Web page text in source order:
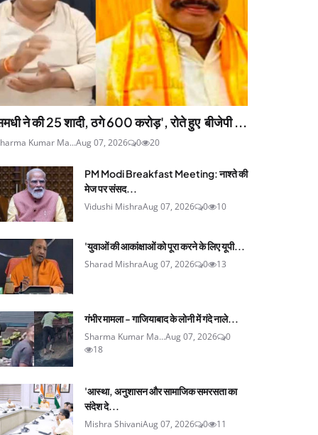
ने की 25 शादी, ठगे 600 करोड़', रोते हुए बीजेपी ...
Kumar Ma...Aug 07, 2026 0 20
PM Modi Breakfast Meeting: नाश्ते की
मेज पर संसद...
Vidushi MishraAug 07, 2026 0 10
'युवाओं की आकांक्षाओं को पूरा करने के लिए यूपी...
Sharad MishraAug 07, 2026 0 13
गंभीर मामला - गाजियाबाद के लोनी में गंदे नाले...
Sharma Kumar Ma...Aug 07, 2026
0
18
'आस्था, अनुशासन और सामाजिक समरसता का
संदेश दे...
Mishra ShivaniAug 07, 2026 0 11